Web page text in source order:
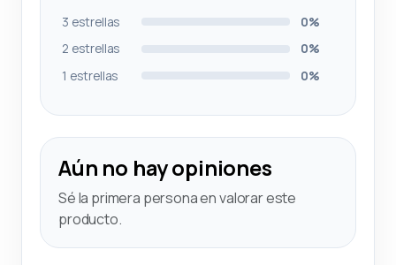
3 estrellas
0%
2 estrellas
0%
1 estrellas
0%
Aún no hay opiniones
Sé la primera persona en valorar este
producto.